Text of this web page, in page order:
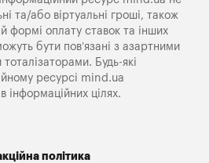
та/або віртуальні гроші, також
формі оплату ставок та інших
бути пов’язані з азартними
Будь-які
ресурсі mind.ua
інформаційних цілях.
політика